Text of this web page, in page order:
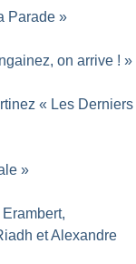
Parade »
on arrive ! »
« Les Derniers
»
et Alexandre